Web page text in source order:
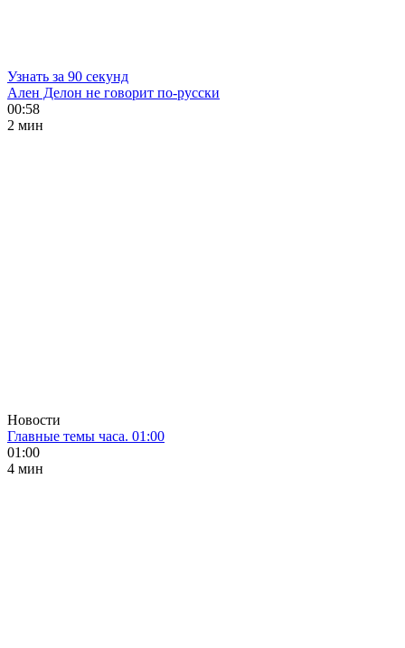
Узнать за 90 секунд
Ален Делон не говорит по-русски
00:58
2 мин
Новости
Главные темы часа. 01:00
01:00
4 мин